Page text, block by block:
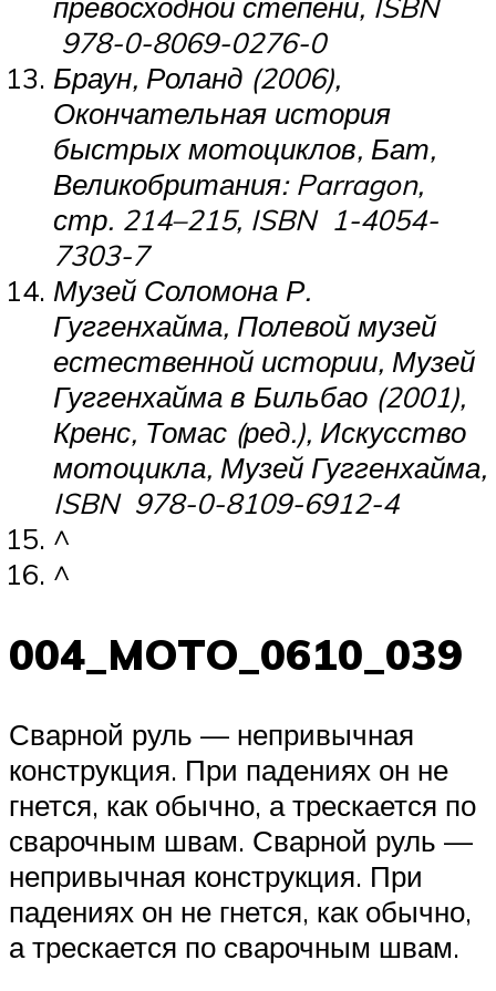
978-0-8069-0276-0
Браун, Роланд (2006),
Окончательная история
быстрых мотоциклов, Бат,
Великобритания: Parragon,
стр. 214–215, ISBN 1-4054-
7303-7
Музей Соломона Р.
Гуггенхайма, Полевой музей
естественной истории, Музей
Гуггенхайма в Бильбао (2001),
Кренс, Томас (ред.), Искусство
мотоцикла, Музей Гуггенхайма,
ISBN 978-0-8109-6912-4
^
^
004_MOTO_0610_039
Сварной руль — непривычная
конструкция. При падениях он не
гнется, как обычно, а трескается по
сварочным швам. Сварной руль —
непривычная конструкция. При
падениях он не гнется, как обычно,
а трескается по сварочным швам.